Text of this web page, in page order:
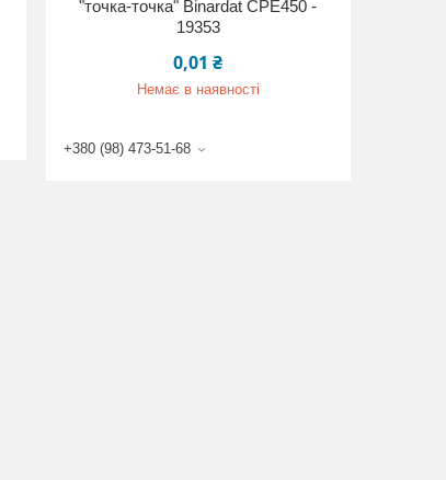
"точка-точка" Binardat CPE450 -
19353
0,01 ₴
Немає в наявності
+380 (98) 473-51-68